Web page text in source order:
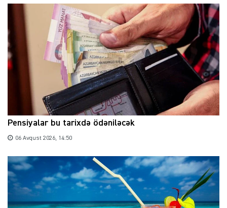
Pensiyalar bu tarixdə ödəniləcək
06 Avqust 2026, 14:50